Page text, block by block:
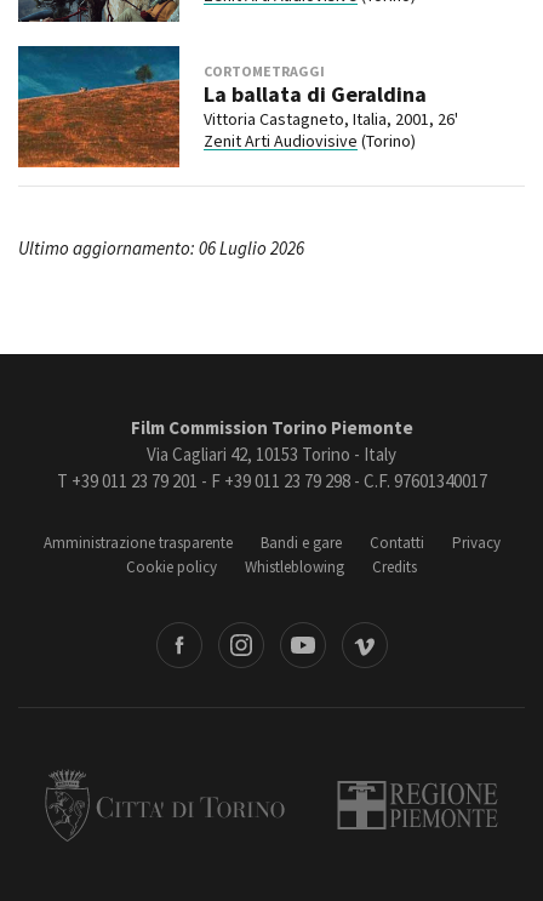
CORTOMETRAGGI
La ballata di Geraldina
Vittoria Castagneto, Italia, 2001, 26'
Zenit Arti Audiovisive (Torino)
Ultimo aggiornamento: 06 Luglio 2026
Film Commission Torino Piemonte
Via Cagliari 42, 10153 Torino - Italy
T +39 011 23 79 201 - F +39 011 23 79 298 - C.F. 97601340017
Amministrazione trasparente Bandi e gare Contatti
Privacy
Cookie policy
Whistleblowing Credits
Vimeo
Regione Piemonte